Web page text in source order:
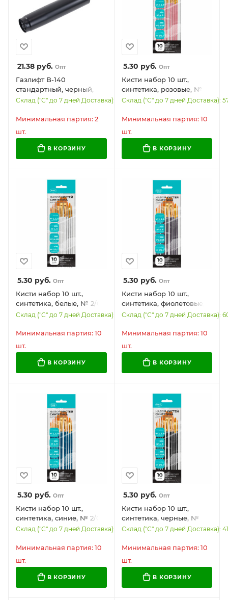
21.38 руб. Опт
Газлифт B-140
стандартный, черный,
длина в открытом виде
WBZ, 533072
Склад ("С" до 7 дней Доставка): 1667
Минимальная партия: 2
шт.
В КОРЗИНУ
5.30 руб. Опт
Кисти набор 10 шт.,
синтетика, розовые, №
2/0-8 (Круглые; Овальные;
201088
Склад ("С" до 7 дней Доставка):
Минимальная партия: 10
шт.
В КОРЗИНУ
5.30 руб. Опт
Кисти набор 10 шт.,
синтетика, белые, № 2/0-
8 (Круглые; Овальные;
201087
Склад ("С" до 7 дней Доставка): 2962
Минимальная партия: 10
шт.
В КОРЗИНУ
5.30 руб. Опт
Кисти набор 10 шт.,
синтетика, фиолетовые,
№ 2/0-8 (Круглые;
Лайнеры), WBZ, 201086
Склад ("С" до 7 дней Доставка):
Минимальная партия: 10
шт.
В КОРЗИНУ
5.30 руб. Опт
Кисти набор 10 шт.,
синтетика, синие, № 2/0-
8 (Круглые; Овальные;
201085
Склад ("С" до 7 дней Доставка): 1449
Минимальная партия: 10
шт.
В КОРЗИНУ
5.30 руб. Опт
Кисти набор 10 шт.,
синтетика, черные, №
2/0-8 (Круглые; Овальные;
201084
Склад ("С" до 7 дней Доставка):
Минимальная партия: 10
шт.
В КОРЗИНУ